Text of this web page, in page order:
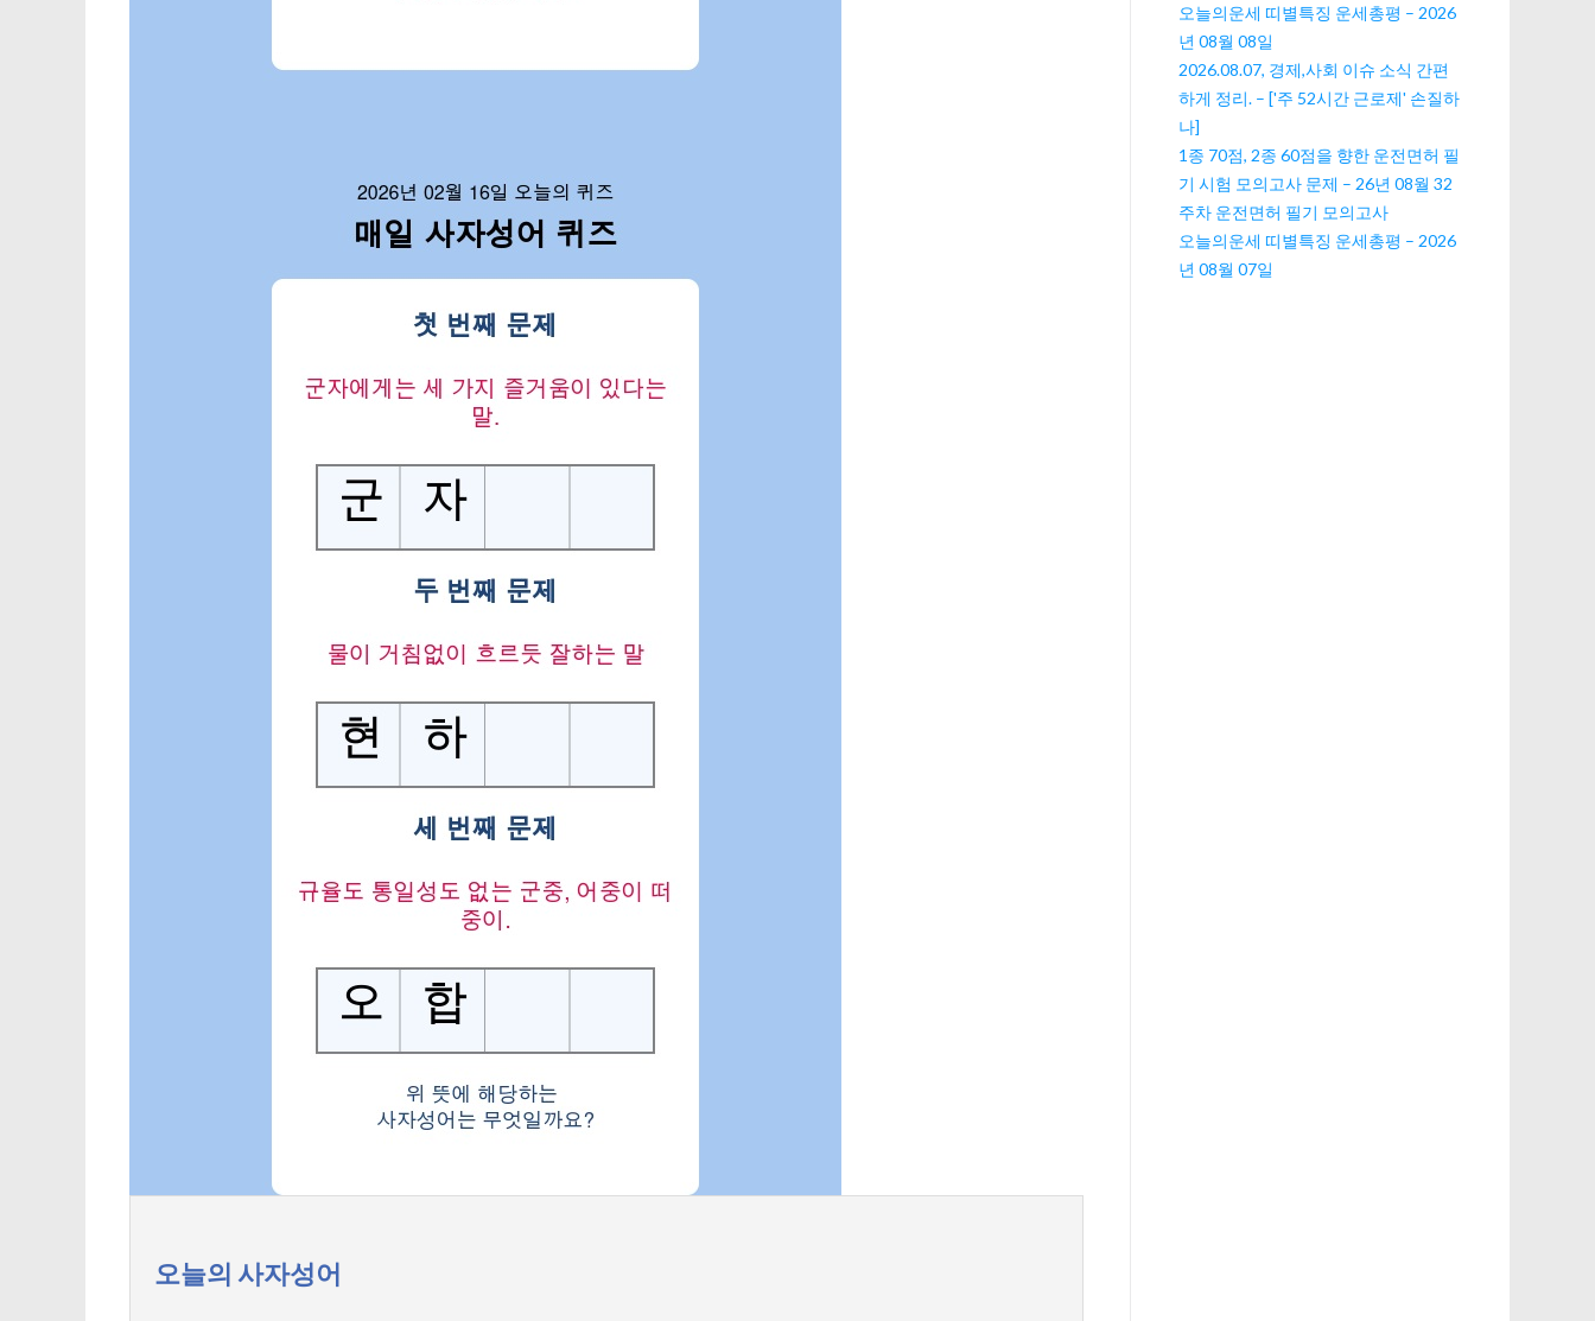
오늘의 사자성어
오늘의운세 띠별특징 운세총평 – 2026
년 08월 08일
2026.08.07, 경제,사회 이슈 소식 간편
하게 정리. – ['주 52시간 근로제' 손질하
나]
1종 70점, 2종 60점을 향한 운전면허 필
기 시험 모의고사 문제 – 26년 08월 32
주차 운전면허 필기 모의고사
오늘의운세 띠별특징 운세총평 – 2026
년 08월 07일